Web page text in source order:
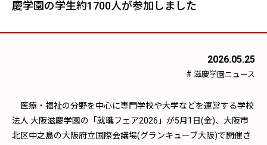
慶学園の学生約1700人が参加しました
2026.05.25
# 滋慶学園ニュース
医療・福祉の分野を中心に専門学校や大学などを運営する学校
法人 大阪滋慶学園の「就職フェア2026」が5月1日(金)、大阪市
北区中之島の大阪府立国際会議場(グランキューブ大阪)で開催さ